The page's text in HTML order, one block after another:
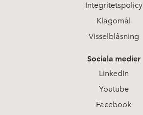
Integritetspolicy
Klagomål
Visselblåsning
Sociala medier
LinkedIn
Youtube
Facebook